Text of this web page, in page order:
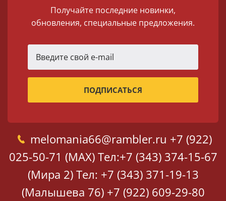
Получайте последние новинки,
обновления, специальные предложения.
melomania66@rambler.ru +7 (922)
025-50-71 (MAX) Тел:+7 (343) 374-15-67
(Мира 2) Тел: +7 (343) 371-19-13
(Малышева 76) +7 (922) 609-29-80